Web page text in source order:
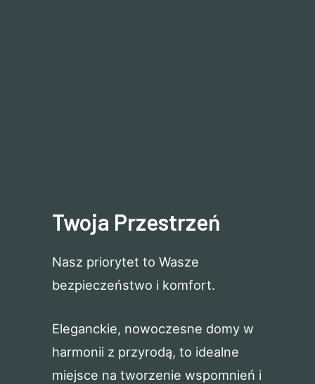
Twoja Przestrzeń
Nasz priorytet to Wasze
bezpieczeństwo i komfort.
Eleganckie, nowoczesne domy w
harmonii z przyrodą, to idealne
miejsce na tworzenie wspomnień i